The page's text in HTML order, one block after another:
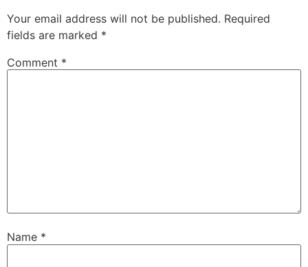
Your email address will not be published. Required
fields are marked *
Comment *
Name *